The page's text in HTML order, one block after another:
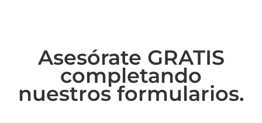
Asesórate GRATIS
completando
nuestros formularios.